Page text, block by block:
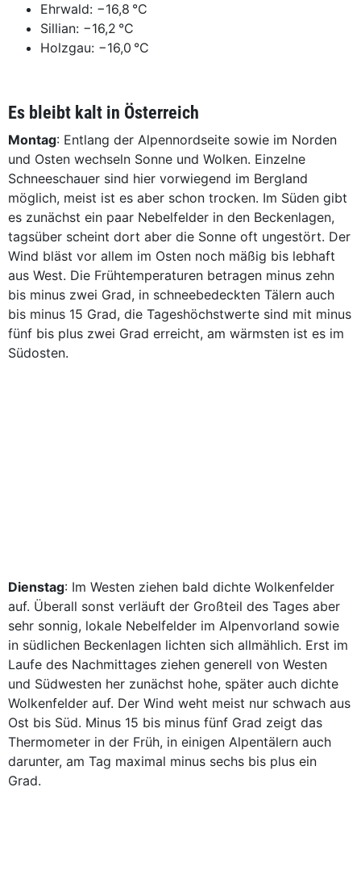
Ehrwald: −16,8 °C
Sillian: −16,2 °C
Holzgau: −16,0 °C
Es bleibt kalt in Österreich
Montag: Entlang der Alpennordseite sowie im Norden
und Osten wechseln Sonne und Wolken. Einzelne
Schneeschauer sind hier vorwiegend im Bergland
möglich, meist ist es aber schon trocken. Im Süden gibt
es zunächst ein paar Nebelfelder in den Beckenlagen,
tagsüber scheint dort aber die Sonne oft ungestört. Der
Wind bläst vor allem im Osten noch mäßig bis lebhaft
aus West. Die Frühtemperaturen betragen minus zehn
bis minus zwei Grad, in schneebedeckten Tälern auch
bis minus 15 Grad, die Tageshöchstwerte sind mit minus
fünf bis plus zwei Grad erreicht, am wärmsten ist es im
Südosten.
Dienstag: Im Westen ziehen bald dichte Wolkenfelder
auf. Überall sonst verläuft der Großteil des Tages aber
sehr sonnig, lokale Nebelfelder im Alpenvorland sowie
in südlichen Beckenlagen lichten sich allmählich. Erst im
Laufe des Nachmittages ziehen generell von Westen
und Südwesten her zunächst hohe, später auch dichte
Wolkenfelder auf. Der Wind weht meist nur schwach aus
Ost bis Süd. Minus 15 bis minus fünf Grad zeigt das
Thermometer in der Früh, in einigen Alpentälern auch
darunter, am Tag maximal minus sechs bis plus ein
Grad.